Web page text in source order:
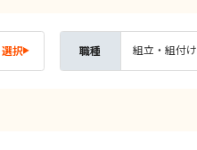
選択 職種 組立・組付け